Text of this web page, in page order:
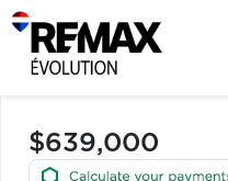
$639,000